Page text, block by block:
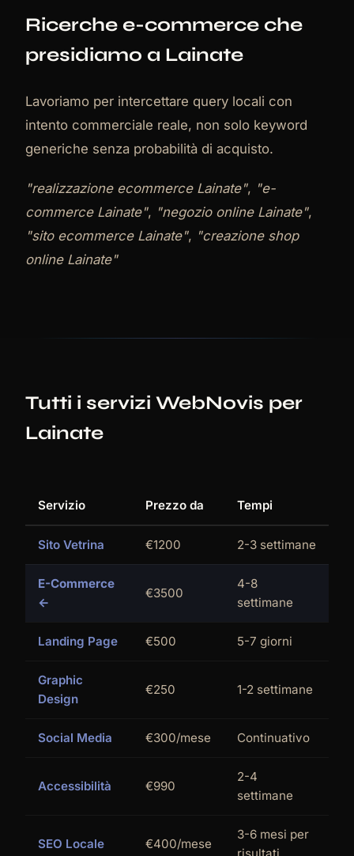
Ricerche e-commerce che
presidiamo a Lainate
Lavoriamo per intercettare query locali con
intento commerciale reale, non solo keyword
generiche senza probabilità di acquisto.
"realizzazione ecommerce Lainate", "e-
commerce Lainate", "negozio online Lainate",
"sito ecommerce Lainate", "creazione shop
online Lainate"
Tutti i servizi WebNovis per
Lainate
Servizio Prezzo da Tempi
Sito Vetrina €1200 2-3 settimane
E-Commerce
←
€3500
4-8
settimane
Landing Page €500 5-7 giorni
Graphic
Design
€250 1-2 settimane
Social Media €300/mese Continuativo
Accessibilità €990
2-4
settimane
SEO Locale €400/mese
3-6 mesi per